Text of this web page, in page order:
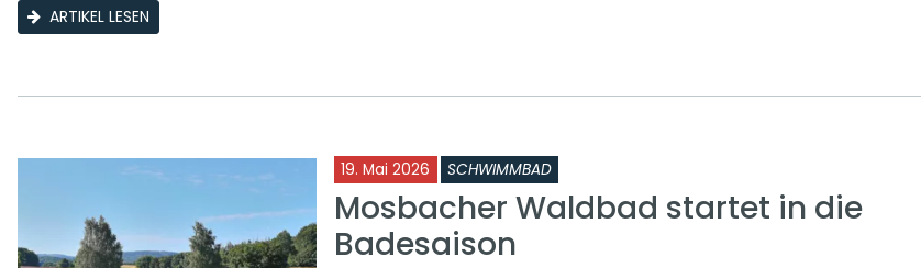
ARTIKEL LESEN
19. Mai 2026 SCHWIMMBAD
Mosbacher Waldbad startet in die
Badesaison